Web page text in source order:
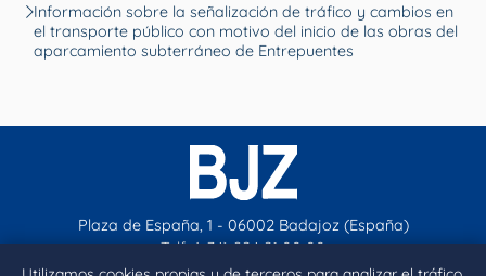
Información sobre la señalización de tráfico y cambios en
el transporte público con motivo del inicio de las obras del
aparcamiento subterráneo de Entrepuentes
Plaza de España, 1 - 06002 Badajoz (España)
Telf. (+34) 924 21 00 00
contacto@aytobadajoz.es